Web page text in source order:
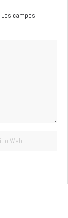
Los campos